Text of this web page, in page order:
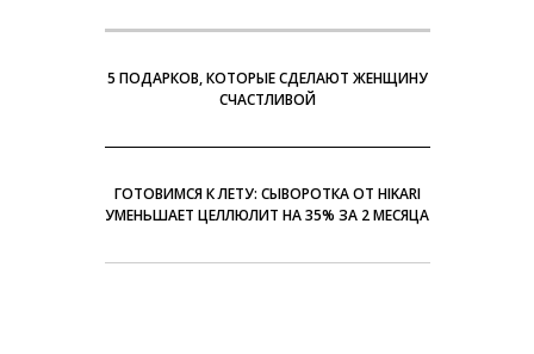
5 ПОДАРКОВ, КОТОРЫЕ СДЕЛАЮТ ЖЕНЩИНУ
СЧАСТЛИВОЙ
ГОТОВИМСЯ К ЛЕТУ: СЫВОРОТКА ОТ HIKARI
УМЕНЬШАЕТ ЦЕЛЛЮЛИТ НА 35% ЗА 2 МЕСЯЦА